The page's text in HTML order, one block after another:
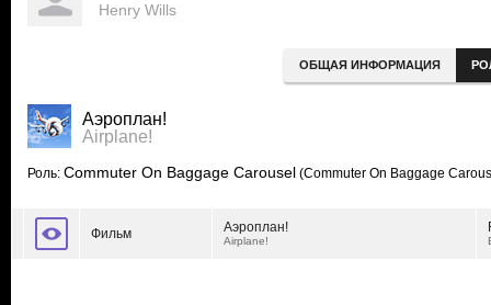
Henry Wills
ОБЩАЯ ИНФОРМАЦИЯ
Аэроплан!
Airplane!
Роль: Commuter On Baggage Carousel (Commuter On Baggage
Фильм Аэроплан!
Airplane!